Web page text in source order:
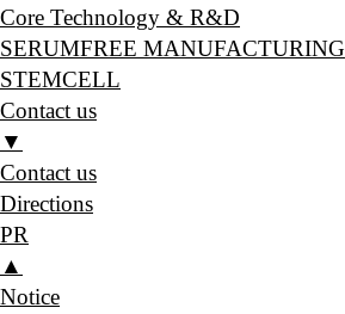
Core Technology & R&D
SERUMFREE MANUFACTURING
STEMCELL
Contact us
▼
Contact us
Directions
PR
▲
Notice